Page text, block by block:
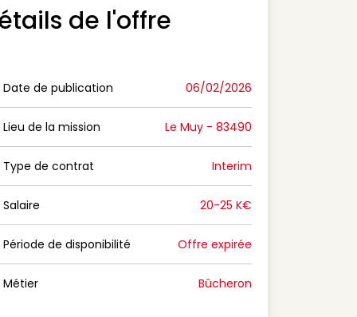
de l'offre
Date de publication
Date de publication 06/02/2026
Lieu de la mission
Lieu de la mission Le Muy - 83490
Type de contrat
Type de contrat Interim
Salaire
Salaire 20-25 K€
Période de disponibilité
Période de disponibilité Offre expirée
Métier Bûcheron